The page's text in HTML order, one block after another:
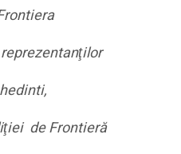
de Frontieră